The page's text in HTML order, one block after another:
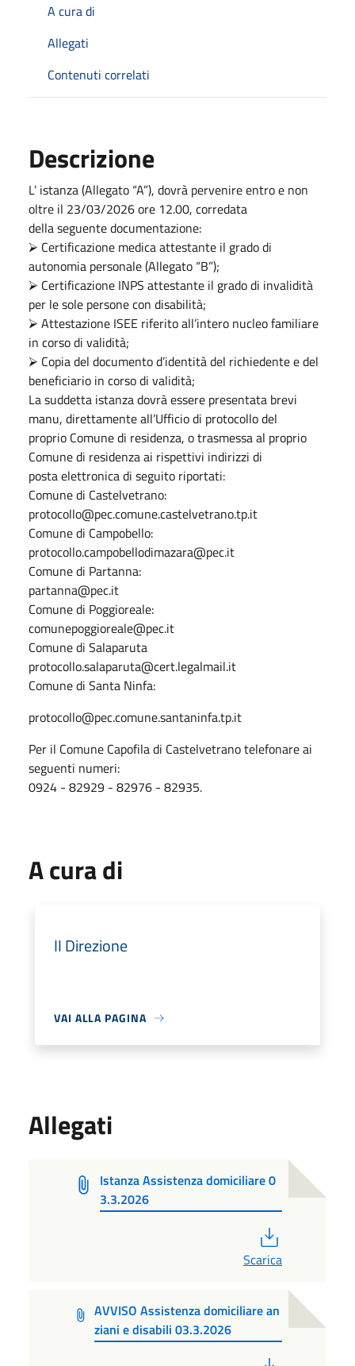
A cura di
Allegati
Contenuti correlati
Descrizione
L’ istanza (Allegato “A”), dovrà pervenire entro e non
oltre il 23/03/2026 ore 12.00, corredata
della seguente documentazione:
⮚ Certificazione medica attestante il grado di
autonomia personale (Allegato “B”);
⮚ Certificazione INPS attestante il grado di invalidità
per le sole persone con disabilità;
⮚ Attestazione ISEE riferito all’intero nucleo familiare
in corso di validità;
⮚ Copia del documento d’identità del richiedente e del
beneficiario in corso di validità;
La suddetta istanza dovrà essere presentata brevi
manu, direttamente all’Ufficio di protocollo del
proprio Comune di residenza, o trasmessa al proprio
Comune di residenza ai rispettivi indirizzi di
posta elettronica di seguito riportati:
Comune di Castelvetrano:
protocollo@pec.comune.castelvetrano.tp.it
Comune di Campobello:
protocollo.campobellodimazara@pec.it
Comune di Partanna:
partanna@pec.it
Comune di Poggioreale:
comunepoggioreale@pec.it
Comune di Salaparuta
protocollo.salaparuta@cert.legalmail.it
Comune di Santa Ninfa:
protocollo@pec.comune.santaninfa.tp.it
Per il Comune Capofila di Castelvetrano telefonare ai
seguenti numeri:
0924 - 82929 - 82976 - 82935.
A cura di
II Direzione
VAI ALLA PAGINA
Allegati
Istanza Assistenza domiciliare 0
3.3.2026
Scarica
AVVISO Assistenza domiciliare an
ziani e disabili 03.3.2026